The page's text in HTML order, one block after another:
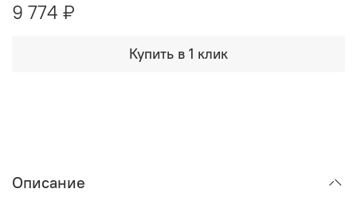
9 774 ₽
Купить в 1 клик
Описание